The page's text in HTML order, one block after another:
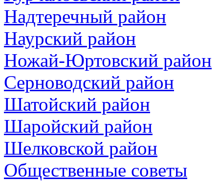
Надтеречный район
Наурский район
Ножай-Юртовский район
Серноводский район
Шатойский район
Шаройский район
Шелковской район
Общественные советы